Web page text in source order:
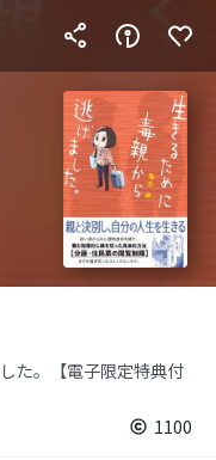
た。【電子限定特典付
1100